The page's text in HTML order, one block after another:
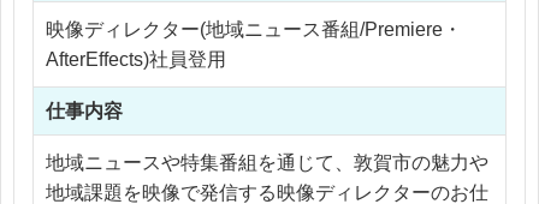
映像ディレクター(地域ニュース番組/Premiere・
AfterEffects)社員登用
仕事内容
地域ニュースや特集番組を通じて、敦賀市の魅力や
地域課題を映像で発信する映像ディレクターのお仕